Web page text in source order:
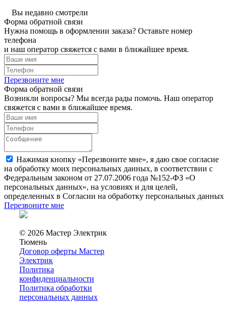
Вы недавно смотрели
Форма обратной связи
Нужна помощь в оформлении заказа? Оставьте номер
телефона
и наш оператор свяжется с вами в ближайшее время.
Перезвоните мне
Форма обратной связи
Возникли вопросы? Мы всегда рады помочь. Наш оператор
свяжется с вами в ближайшее время.
Нажимая кнопку «Перезвоните мне», я даю свое согласие
на обработку моих персональных данных, в соответствии с
Федеральным законом от 27.07.2006 года №152-ФЗ «О
персональных данных», на условиях и для целей,
определенных в Согласии на обработку персональных данных
Перезвоните мне
© 2026 Мастер Электрик
Тюмень
Договор оферты Мастер
Электрик
Политика
конфиденциальности
Политика обработки
персональных данных